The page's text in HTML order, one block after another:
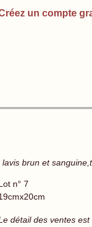
un compte
brun et
n° 7
détail des ventes